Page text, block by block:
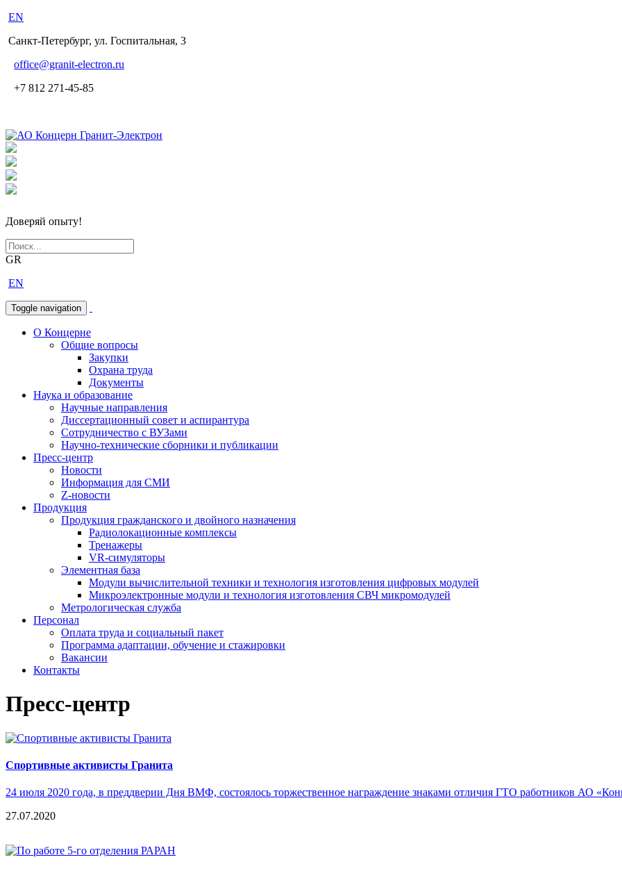
EN
Санкт-Петербург, ул. Госпитальная, 3
office@granit-electron.ru
+7 812 271-45-85
Доверяй опыту!
GR
EN
Toggle navigation
О Концерне
Общие вопросы
Закупки
Охрана труда
Документы
Наука и образование
Научные направления
Диссертационный совет и аспирантура
Сотрудничество с ВУЗами
Научно-технические сборники и публикации
Пресс-центр
Новости
Информация для СМИ
Z-новости
Продукция
Продукция гражданского и двойного назначения
Радиолокационные комплексы
Тренажеры
VR-симуляторы
Элементная база
Модули вычислительной техники и технология изготовления цифровых модулей
Микроэлектронные модули и технология изготовления СВЧ микромодулей
Метрологическая служба
Персонал
Оплата труда и социальный пакет
Программа адаптации, обучение и стажировки
Вакансии
Контакты
Пресс-центр
Спортивные активисты Гранита
24 июля 2020 года, в преддверии Дня ВМФ, состоялось торжественное награждение знаками отличия ГТО работников АО
27.07.2020